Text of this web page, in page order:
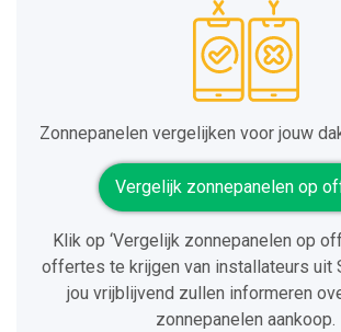
Zonnepanelen vergelijken voor jouw
Vergelijk zonnepanelen op
Klik op ‘Vergelijk zonnepanelen op
offertes te krijgen van installateurs uit
jou vrijblijvend zullen informeren
zonnepanelen aankoop.